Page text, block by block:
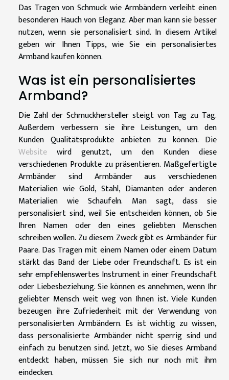
Das Tragen von Schmuck wie Armbändern verleiht einen
besonderen Hauch von Eleganz. Aber man kann sie besser
nutzen, wenn sie personalisiert sind. In diesem Artikel
geben wir Ihnen Tipps, wie Sie ein personalisiertes
Armband kaufen können.
Was ist ein personalisiertes
Armband?
Die Zahl der Schmuckhersteller steigt von Tag zu Tag.
Außerdem verbessern sie ihre Leistungen, um den
Kunden Qualitätsprodukte anbieten zu können. Die
Website wird genutzt, um den Kunden diese
verschiedenen Produkte zu präsentieren. Maßgefertigte
Armbänder sind Armbänder aus verschiedenen
Materialien wie Gold, Stahl, Diamanten oder anderen
Materialien wie Schaufeln. Man sagt, dass sie
personalisiert sind, weil Sie entscheiden können, ob Sie
Ihren Namen oder den eines geliebten Menschen
schreiben wollen. Zu diesem Zweck gibt es Armbänder für
Paare. Das Tragen mit einem Namen oder einem Datum
stärkt das Band der Liebe oder Freundschaft. Es ist ein
sehr empfehlenswertes Instrument in einer Freundschaft
oder Liebesbeziehung. Sie können es annehmen, wenn Ihr
geliebter Mensch weit weg von Ihnen ist. Viele Kunden
bezeugen ihre Zufriedenheit mit der Verwendung von
personalisierten Armbändern. Es ist wichtig zu wissen,
dass personalisierte Armbänder nicht sperrig sind und
einfach zu benutzen sind. Jetzt, wo Sie dieses Armband
entdeckt haben, müssen Sie sich nur noch mit ihm
eindecken.